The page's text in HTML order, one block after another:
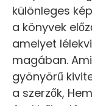
különleges
a könyvek
amelyet
magában.
gyönyörű
a szerzők,